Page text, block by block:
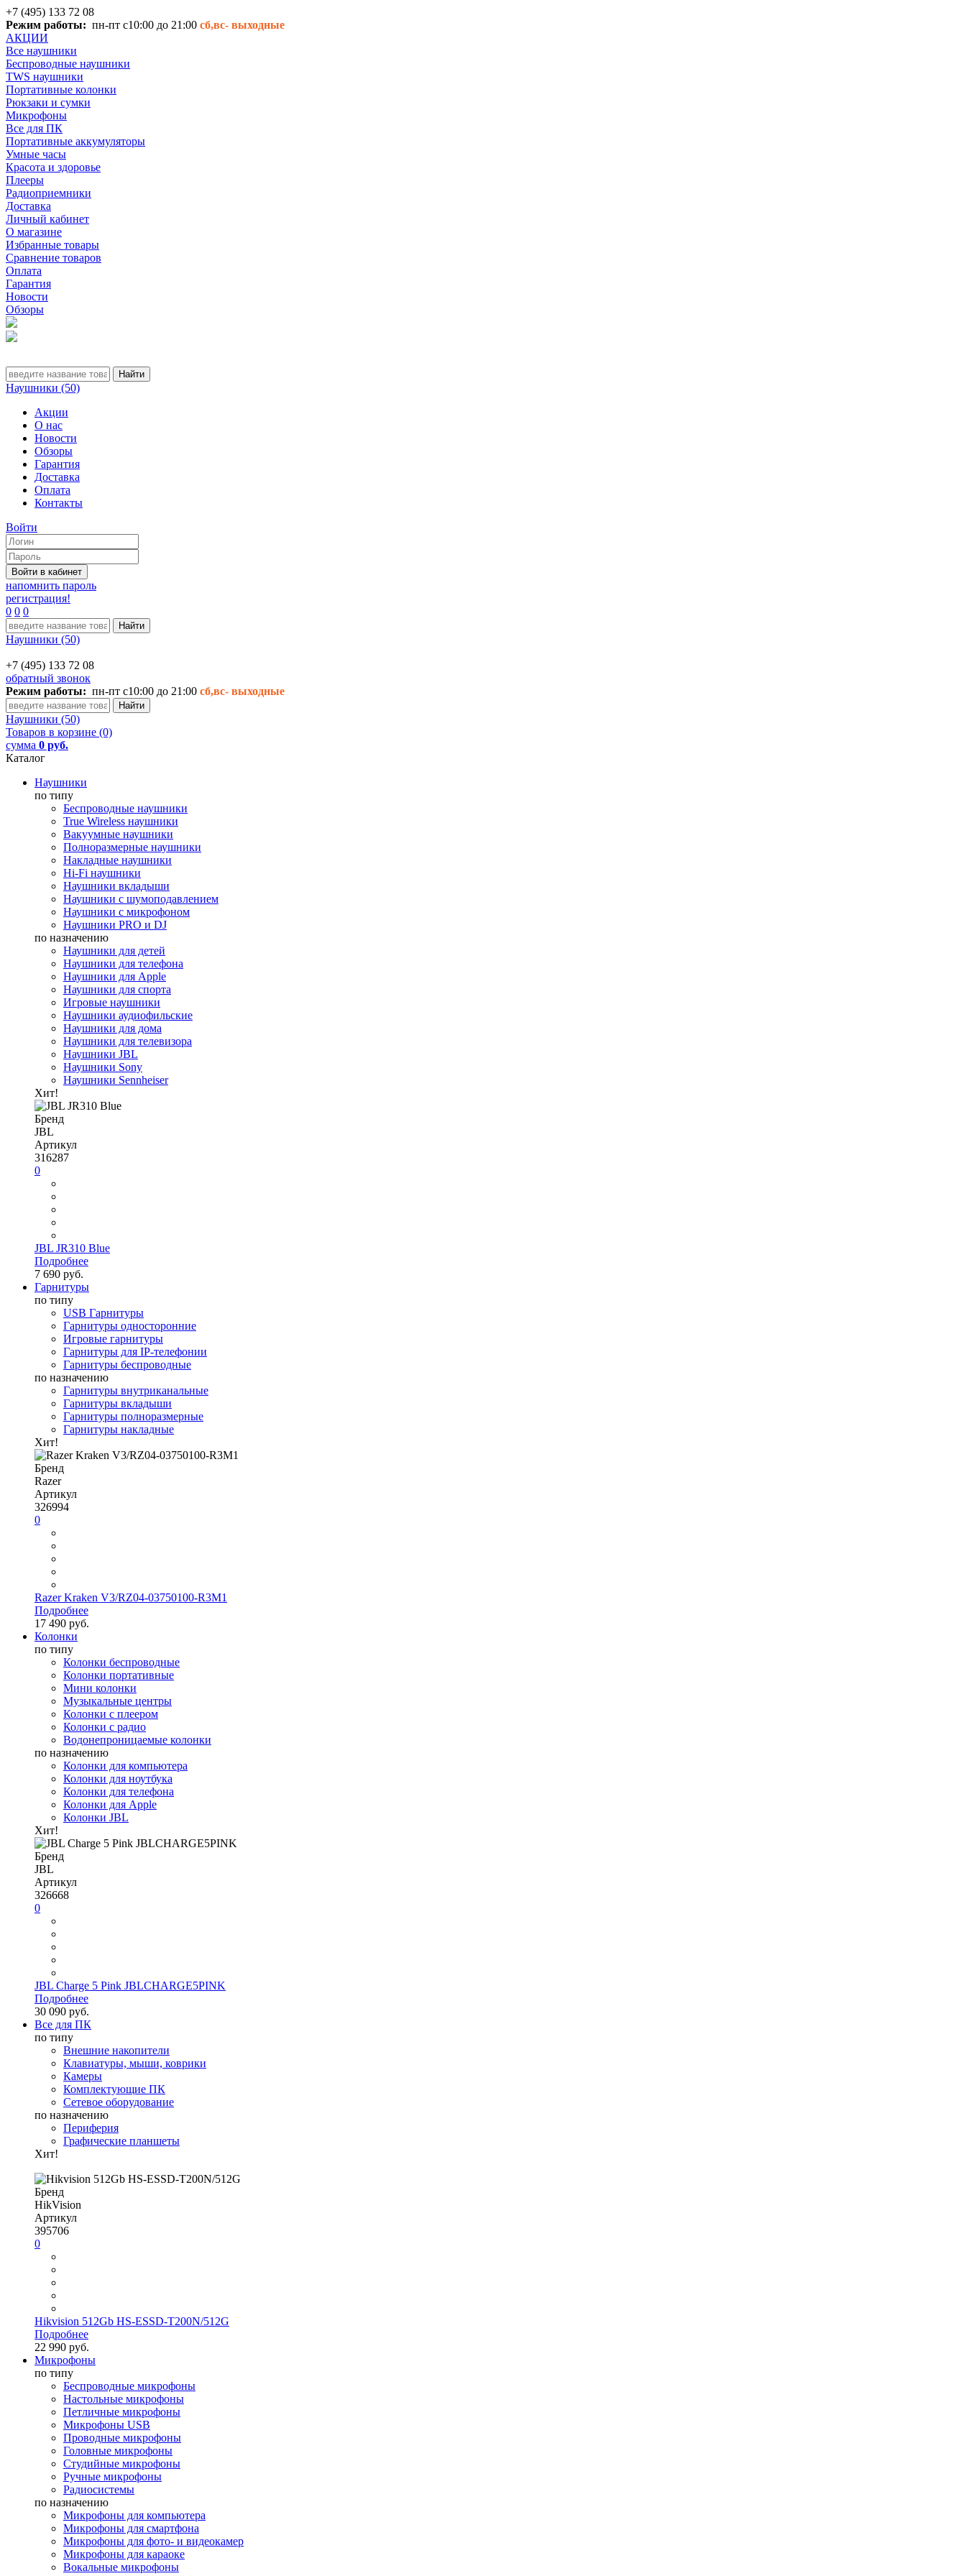
+7 (495) 133 72 08
Режим работы: пн-пт с10:00 до 21:00 сб,вс- выходные
АКЦИИ
Все наушники
Беспроводные наушники
TWS наушники
Портативные колонки
Рюкзаки и сумки
Микрофоны
Все для ПК
Портативные аккумуляторы
Умные часы
Красота и здоровье
Плееры
Радиоприемники
Доставка
Личный кабинет
О магазине
Избранные товары
Сравнение товаров
Оплата
Гарантия
Новости
Обзоры
Наушники (50)
Акции
О нас
Новости
Обзоры
Гарантия
Доставка
Оплата
Контакты
Войти
напомнить пароль
регистрация!
0 0 0
Наушники (50)
+7 (495) 133 72 08
обратный звонок
Режим работы: пн-пт с10:00 до 21:00 сб,вс- выходные
Наушники (50)
Товаров в корзине (0)
сумма 0 руб.
Каталог
Наушники
по типу
Беспроводные наушники
True Wireless наушники
Вакуумные наушники
Полноразмерные наушники
Накладные наушники
Hi-Fi наушники
Наушники вкладыши
Наушники с шумоподавлением
Наушники с микрофоном
Наушники PRO и DJ
по назначению
Наушники для детей
Наушники для телефона
Наушники для Apple
Наушники для спорта
Игровые наушники
Наушники аудиофильские
Наушники для дома
Наушники для телевизора
Наушники JBL
Наушники Sony
Наушники Sennheiser
Хит!
Бренд
JBL
Артикул
316287
0
JBL JR310 Blue
Подробнее
7 690 руб.
Гарнитуры
по типу
USB Гарнитуры
Гарнитуры односторонние
Игровые гарнитуры
Гарнитуры для IP-телефонии
Гарнитуры беспроводные
по назначению
Гарнитуры внутриканальные
Гарнитуры вкладыши
Гарнитуры полноразмерные
Гарнитуры накладные
Хит!
Бренд
Razer
Артикул
326994
0
Razer Kraken V3/RZ04-03750100-R3M1
Подробнее
17 490 руб.
Колонки
по типу
Колонки беспроводные
Колонки портативные
Мини колонки
Музыкальные центры
Колонки с плеером
Колонки с радио
Водонепроницаемые колонки
по назначению
Колонки для компьютера
Колонки для ноутбука
Колонки для телефона
Колонки для Apple
Колонки JBL
Хит!
Бренд
JBL
Артикул
326668
0
JBL Charge 5 Pink JBLCHARGE5PINK
Подробнее
30 090 руб.
Все для ПК
по типу
Внешние накопители
Клавиатуры, мыши, коврики
Камеры
Комплектующие ПК
Сетевое оборудование
по назначению
Периферия
Графические планшеты
Хит!
Бренд
HikVision
Артикул
395706
0
Hikvision 512Gb HS-ESSD-T200N/512G
Подробнее
22 990 руб.
Микрофоны
по типу
Беспроводные микрофоны
Настольные микрофоны
Петличные микрофоны
Микрофоны USB
Проводные микрофоны
Головные микрофоны
Студийные микрофоны
Ручные микрофоны
Радиосистемы
по назначению
Микрофоны для компьютера
Микрофоны для смартфона
Микрофоны для фото- и видеокамер
Микрофоны для караоке
Вокальные микрофоны